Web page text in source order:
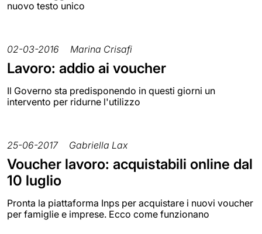
nuovo testo unico
02-03-2016 Marina Crisafi
Lavoro: addio ai voucher
Il Governo sta predisponendo in questi giorni un
intervento per ridurne l'utilizzo
25-06-2017 Gabriella Lax
Voucher lavoro: acquistabili online dal
10 luglio
Pronta la piattaforma Inps per acquistare i nuovi voucher
per famiglie e imprese. Ecco come funzionano